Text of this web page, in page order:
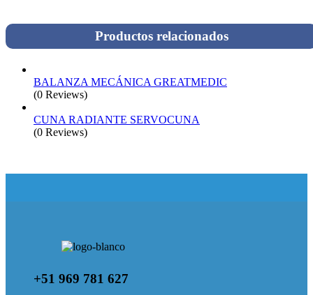
Productos relacionados
BALANZA MECÁNICA GREATMEDIC
(0 Reviews)
CUNA RADIANTE SERVOCUNA
(0 Reviews)
+51 969 781 627